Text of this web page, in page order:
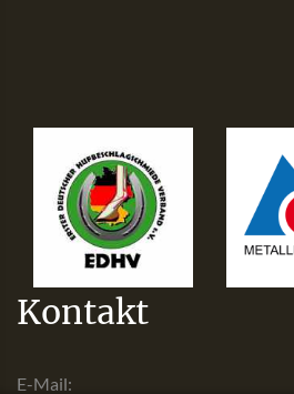
Kontakt
E-Mail